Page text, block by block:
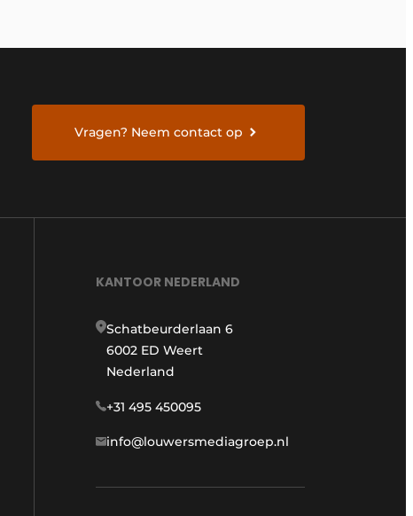
Vragen? Neem contact op
KANTOOR NEDERLAND
Schatbeurderlaan 6
6002 ED Weert
Nederland
+31 495 450095
info@louwersmediagroep.nl